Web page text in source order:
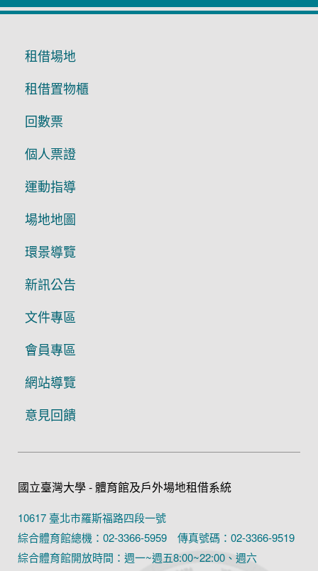
租借場地
租借置物櫃
回數票
個人票證
運動指導
場地地圖
環景導覽
新訊公告
文件專區
會員專區
網站導覽
意見回饋
國立臺灣大學 - 體育館及戶外場地租借系統
10617 臺北市羅斯福路四段一號
綜合體育館總機：02-3366-5959 傳真號碼：02-3366-9519
綜合體育館開放時間：週一~週五8:00~22:00、週六